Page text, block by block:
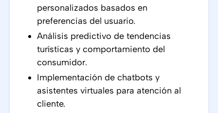
personalizados basados en
preferencias del usuario.
Análisis predictivo de tendencias
turísticas y comportamiento del
consumidor.
Implementación de chatbots y
asistentes virtuales para atención al
cliente.